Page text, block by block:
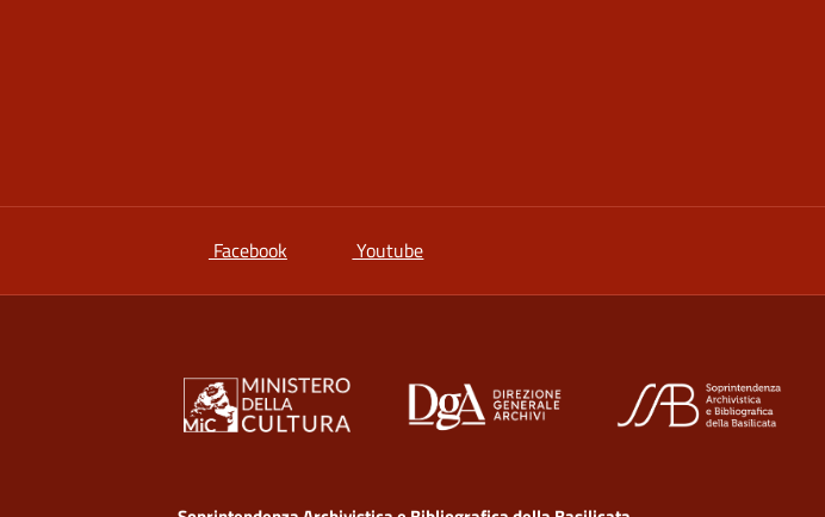
Facebooksi apre in una nuova scheda
Youtubesi apre in una nuova scheda